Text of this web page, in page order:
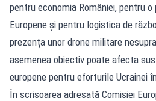
pentru economia României, pentru
Europene și pentru logistica de
prezența unor drone militare
asemenea obiectiv poate afecta
europene pentru eforturile Ucrainei
În scrisoarea adresată Comisiei